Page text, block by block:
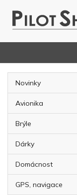
Novinky
Avionika
Brýle
Dárky
Domácnost
GPS, navigace